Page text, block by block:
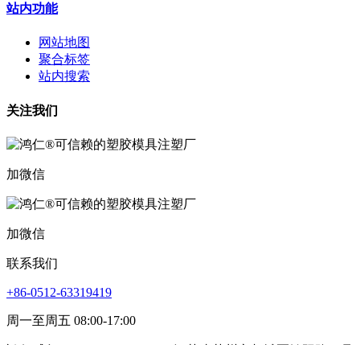
站内功能
网站地图
聚合标签
站内搜索
关注我们
加微信
加微信
联系我们
+86-0512-63319419
周一至周五 08:00-17:00